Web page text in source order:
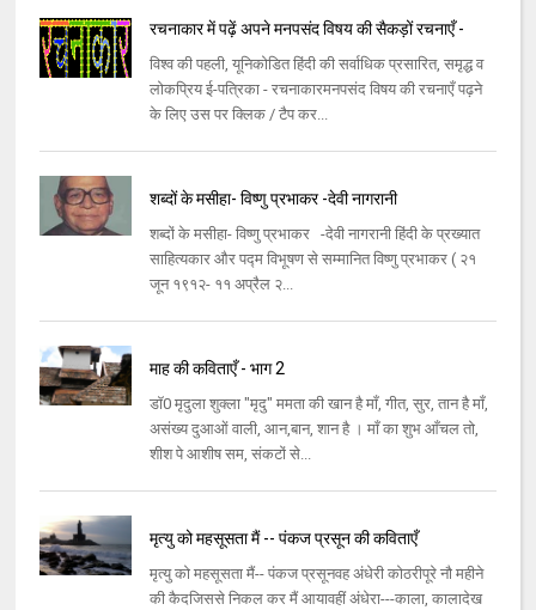
रचनाकार में पढ़ें अपने मनपसंद विषय की सैकड़ों रचनाएँ -
विश्व की पहली, यूनिकोडित हिंदी की सर्वाधिक प्रसारित, समृद्ध व
लोकप्रिय ई-पत्रिका - रचनाकारमनपसंद विषय की रचनाएँ पढ़ने
के लिए उस पर क्लिक / टैप कर...
शब्दों के मसीहा- विष्णु प्रभाकर -देवी नागरानी
शब्दों के मसीहा- विष्णु प्रभाकर -देवी नागरानी हिंदी के प्रख्यात
साहित्यकार और पद्म विभूषण से सम्मानित विष्णु प्रभाकर ( २१
जून १९१२- ११ अप्रैल २...
माह की कविताएँ - भाग 2
डॉ0 मृदुला शुक्ला "मृदु" ममता की खान है माँ, गीत, सुर, तान है माँ,
असंख्य दुआओं वाली, आन,बान, शान है । माँ का शुभ आँचल तो,
शीश पे आशीष सम, संकटों से...
मृत्यु को महसूसता मैं -- पंकज प्रसून की कविताएँ
मृत्यु को महसूसता मैं-- पंकज प्रसूनवह अंधेरी कोठरीपूरे नौ महीने
की कैदजिससे निकल कर मैं आयावहीं अंधेरा---काला, कालादेख